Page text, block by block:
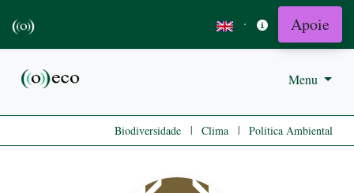
· Apoie
Menu
Biodiversidade | Clima | Politica Ambiental